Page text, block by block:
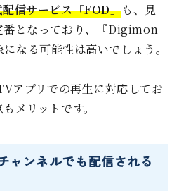
信サービス「FOD」も、見
番となっており、『Digimon
なる可能性は高いでしょう。
アプリでの再生に対応してお
メリットです。
ャンネルでも配信される